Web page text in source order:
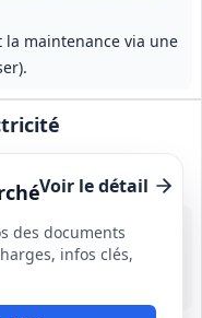
maintenance via une
des documents
infos clés,
Voir le détail